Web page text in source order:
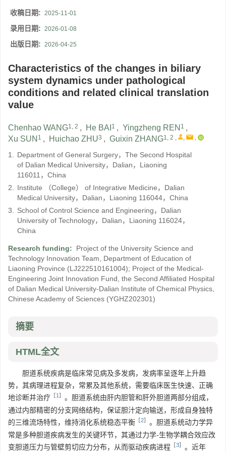
收稿日期: 2025-11-01
录用日期: 2026-01-08
出版日期: 2026-04-25
Characteristics of the changes in biliary
system dynamics under pathological
conditions and related clinical translation
value
Chenhao WANG1, 2 , He BAI 1 , Yingzheng REN 1 ,
Xu SUN 1 , Huichao ZHU3 , Guixin ZHANG1, 2 , , ,
1. Department of General Surgery，The Second Hospital
of Dalian Medical University，Dalian，Liaoning
116011，China
2. Institute （College） of Integrative Medicine，Dalian
Medical University，Dalian，Liaoning 116044，China
3. School of Control Science and Engineering，Dalian
University of Technology，Dalian，Liaoning 116024，
China
Research funding:
Project of the University Science and
Technology Innovation Team, Department of Education of
Liaoning Province (LJ222510161004); Project of the Medical-
Engineering Joint Innovation Fund, the Second Affiliated Hospital
of Dalian Medical University-Dalian Institute of Chemical Physics,
Chinese Academy of Sciences (YGHZ202301)
摘要
HTML全文
胆道系统疾病是临床常见病及多发病，发病率呈逐年上升趋
势，其病理进程复杂，常累及其他系统，需要临床医生快速、正确
地诊断并治疗 ［1］ 。胆道系统由肝内胆管和肝外胆道两部分组成，
通过内部精密的分支网络结构，保证胆汁定向输送，形成自身独特
的三维流场特性，维持消化系统稳态平衡 ［2］ 。胆道系统动力学异
常是多种胆道疾病发生的关键环节，其通过力学-生物学耦合效应改
变胆道压力与管壁剪切应力分布，从而驱动疾病进程 ［3］ 。近年